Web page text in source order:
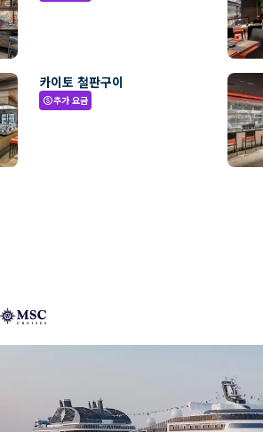
카이토 철판구이
paid추가 요금